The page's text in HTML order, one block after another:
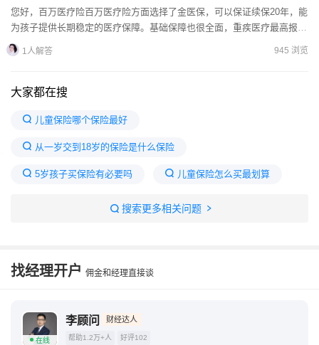
您好，百万医疗险百万医疗险方面选择了金医保，可以保证续保20年，能
为孩子提供长期稳定的医疗保障。基础保障也很全面，重疾医疗最高报销
400万，还附加了外购药保障责任，要知道小孩也是癌症高...
1人解答 945 浏览
大家都在搜
儿童保险哪个保险最好
从一岁交到18岁的保险是什么保险
5岁孩子买保险有必要吗 儿童保险怎么买最划算
宝宝买保险的最佳时间 给5岁孩子买保险哪种更合适
搜索更多相关问题
找经理开户 佣金和经理直接谈
在线
李顾问 财经达人
帮助1.2万+人 好评102